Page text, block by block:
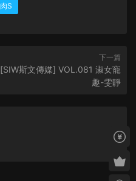
肉S
下一篇
[SIW斯文傳媒] VOL.081 淑女寵
趣-雯靜